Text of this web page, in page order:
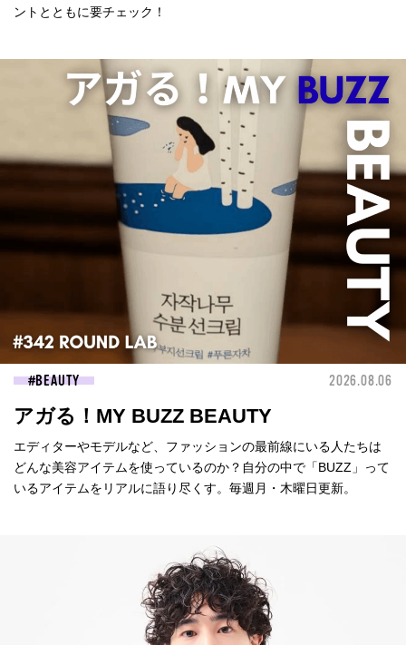
ントとともに要チェック！
BEAUTY 2026.08.06
アガる！MY BUZZ BEAUTY
エディターやモデルなど、ファッションの最前線にいる人たちは
どんな美容アイテムを使っているのか？自分の中で「BUZZ」って
いるアイテムをリアルに語り尽くす。毎週月・木曜日更新。